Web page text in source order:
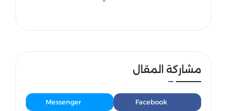
مشاركة المقال
Facebook
Messenger